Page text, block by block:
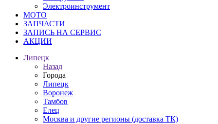
Электроинструмент
МОТО
ЗАПЧАСТИ
ЗАПИСЬ НА СЕРВИС
АКЦИИ
Липецк
Назад
Города
Липецк
Воронеж
Тамбов
Елец
Москва и другие регионы (доставка ТК)